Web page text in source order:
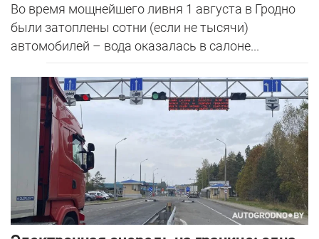
Во время мощнейшего ливня 1 августа в Гродно
были затоплены сотни (если не тысячи)
автомобилей – вода оказалась в салоне...